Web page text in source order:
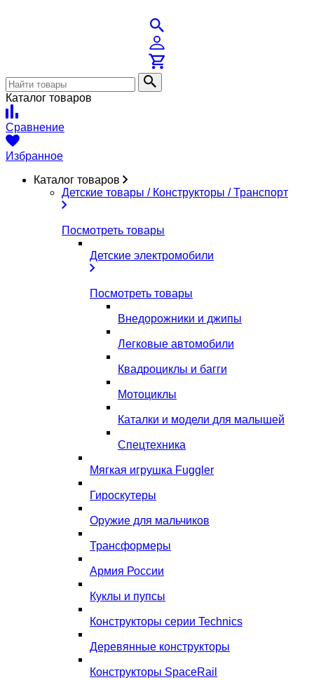
Каталог товаров
Сравнение
Избранное
Каталог товаров
Детские товары / Конструкторы / Транспорт
Посмотреть товары
Детские электромобили
Посмотреть товары
Внедорожники и джипы
Легковые автомобили
Квадроциклы и багги
Мотоциклы
Каталки и модели для малышей
Спецтехника
Мягкая игрушка Fuggler
Гироскутеры
Оружие для мальчиков
Трансформеры
Армия России
Куклы и пупсы
Конструкторы серии Technics
Деревянные конструкторы
Конструкторы SpaceRail